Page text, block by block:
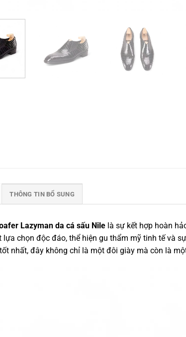
THÔNG TIN BỔ SUNG
Lazyman da cá sấu Nile là sự kết hợp hoàn
lựa chọn độc đáo, thể hiện gu thẩm mỹ tinh tế và
nhất, đây không chỉ là một đôi giày mà còn là